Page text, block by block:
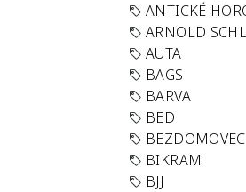
ANTICKÉ
ARNOLD
AUTA
BAGS
BARVA
BED
BEZDOMOVEC
BIKRAM
BJJ